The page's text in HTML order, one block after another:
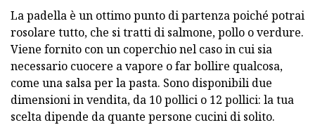
La padella è un ottimo punto di partenza poiché potrai
rosolare tutto, che si tratti di salmone, pollo o verdure.
Viene fornito con un coperchio nel caso in cui sia
necessario cuocere a vapore o far bollire qualcosa,
come una salsa per la pasta. Sono disponibili due
dimensioni in vendita, da 10 pollici o 12 pollici: la tua
scelta dipende da quante persone cucini di solito.